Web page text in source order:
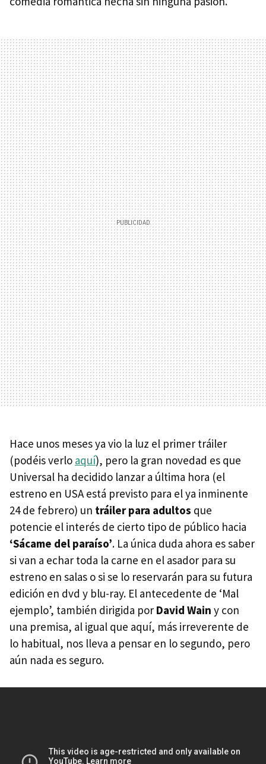
Hace unos meses ya vio la luz el primer tráiler
(podéis verlo aquí), pero la gran novedad es que
Universal ha decidido lanzar a última hora (el
estreno en USAestá previsto para el ya inminente
24 de febrero) un tráiler para adultos que
potencie el interés de cierto tipo de público hacia
‘Sácame del paraíso’. La única duda ahora es saber
si van a echar toda la carne en el asador para su
estreno en salas o si se lo reservarán para su futura
edición en dvd y blu-ray. El antecedente de ‘Mal
ejemplo’, también dirigida por David Wain y con
una premisa, al igual que aquí, más irreverente de
lo habitual, nos lleva a pensar en lo segundo, pero
aún nada es seguro.